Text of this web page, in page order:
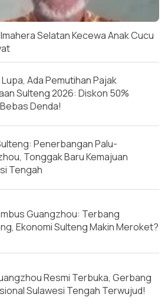
Selatan Kecewa Anak Cucu
Ada Pemutihan Pajak
Sulteng 2026: Diskon 50%
Denda!
Penerbangan Palu-
Tonggak Baru Kemajuan
Tengah
Guangzhou: Terbang
Ekonomi Sulteng Makin Meroket?
Resmi Terbuka, Gerbang
Sulawesi Tengah Terwujud!